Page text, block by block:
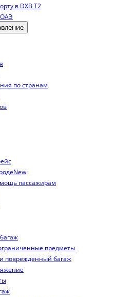
в DXB T2
по странам
New
пассажирам
предметы
поврежденный багаж